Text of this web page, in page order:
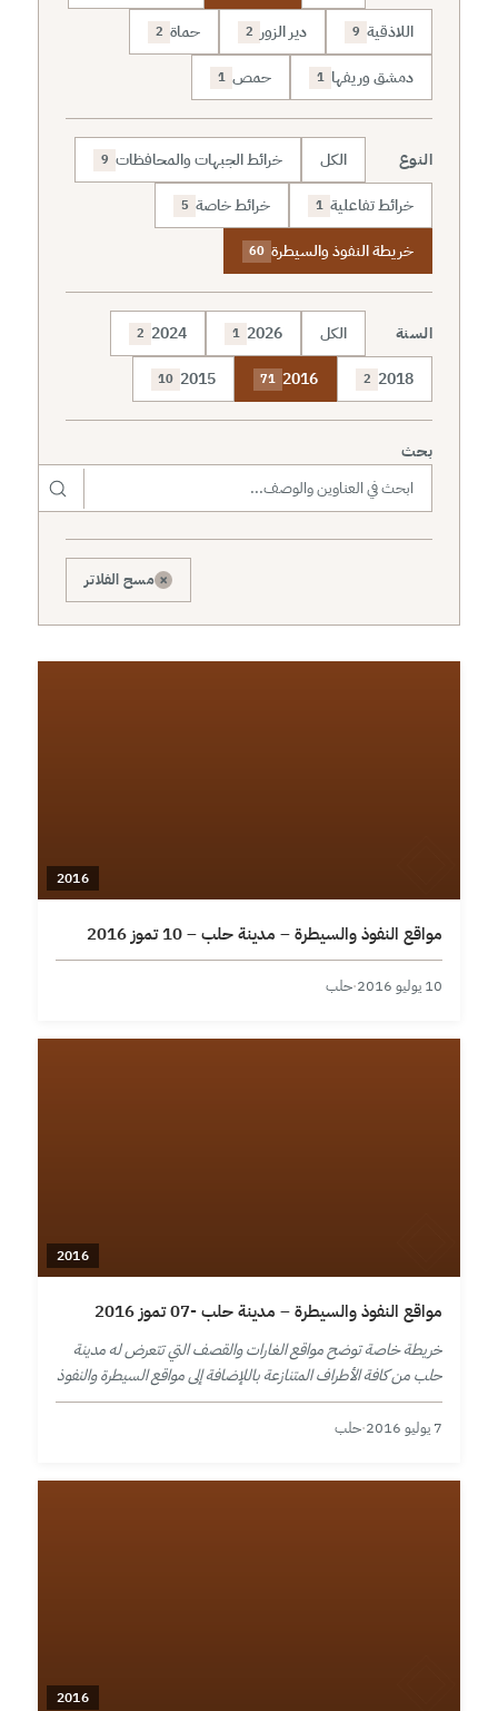
اللاذقية 9 دير الزور 2 حماة 2
دمشق وريفها 1 حمص 1
النوع الكل خرائط الجبهات والمحافظات 9
خرائط تفاعلية 1 خرائط خاصة 5
خريطة النفوذ والسيطرة 60
السنة الكل 2026
1
2024
2
2018
2
2016
71
2015
10
بحث
× مسح الفلاتر
2016
مواقع النفوذ والسيطرة – مدينة حلب – 10 تموز 2016
10 يوليو 2016 ·حلب
2016
مواقع النفوذ والسيطرة – مدينة حلب -07 تموز 2016
خريطة خاصة توضح مواقع الغارات والقصف التي تتعرض له مدينة
حلب من كافة الأطراف المتنازعة باللإضافة إلى مواقع السيطرة والنفوذ
في المدينة ومحيطها حتى تاريخ 7 تموز 2016.
7 يوليو 2016 ·حلب
2016